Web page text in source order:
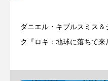
ダニエル・キブルスミス
ク『ロキ：地球に落ちて来